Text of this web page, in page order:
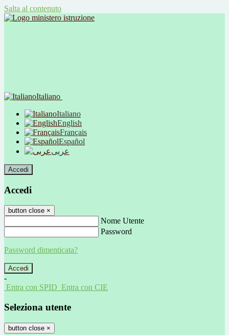
Salta al contenuto
Italiano
Italiano
English
Français
Español
عربى
Accedi
Accedi
button close ×
Nome Utente
Password
Password dimenticata?
-
Entra con SPID Entra con CIE
Seleziona utente
button close ×